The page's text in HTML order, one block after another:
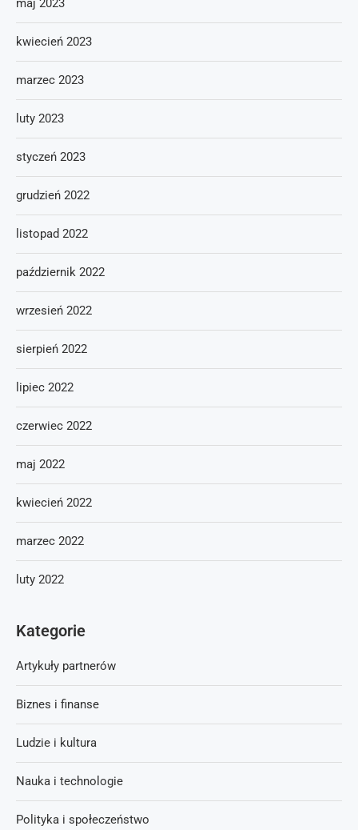
maj 2023
kwiecień 2023
marzec 2023
luty 2023
styczeń 2023
grudzień 2022
listopad 2022
październik 2022
wrzesień 2022
sierpień 2022
lipiec 2022
czerwiec 2022
maj 2022
kwiecień 2022
marzec 2022
luty 2022
Kategorie
Artykuły partnerów
Biznes i finanse
Ludzie i kultura
Nauka i technologie
Polityka i społeczeństwo